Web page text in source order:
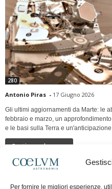
Per fornire le migliori esperienze,
280
Antonio Piras - 17 Giugno 2026
Gli ultimi aggiornamenti da Marte: le
febbraio e marzo, un
e le basi sulla Terra e
Continua a leggere